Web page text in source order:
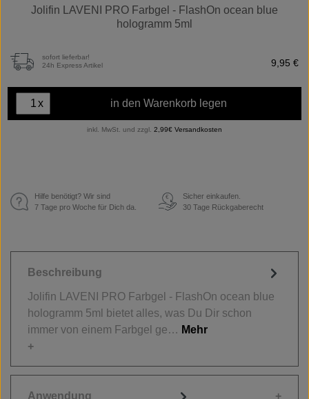
Jolifin LAVENI PRO Farbgel - FlashOn ocean blue
hologramm 5ml
sofort lieferbar!
24h Express Artikel
9,95 €
x in den Warenkorb legen
inkl. MwSt. und zzgl. 2,99€ Versandkosten
Hilfe benötigt? Wir sind
7 Tage pro Woche für Dich da.
€
Sicher einkaufen.
30 Tage Rückgaberecht
Beschreibung
Jolifin LAVENI PRO Farbgel - FlashOn ocean blue
hologramm 5ml bietet alles, was Du Dir schon
immer von einem Farbgel ge… Mehr
Anwendung